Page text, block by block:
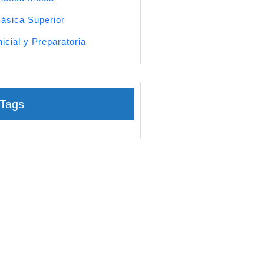
Superior
y Preparatoria
Tags